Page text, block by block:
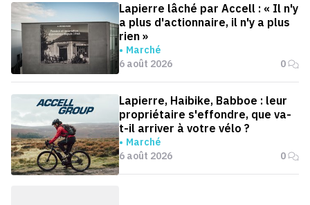
Lapierre lâché par Accell : « Il n'y
a plus d'actionnaire, il n'y a plus
rien »
Marché
6 août 2026
0
Lapierre, Haibike, Babboe : leur
propriétaire s'effondre, que va-
t-il arriver à votre vélo ?
Marché
6 août 2026
0